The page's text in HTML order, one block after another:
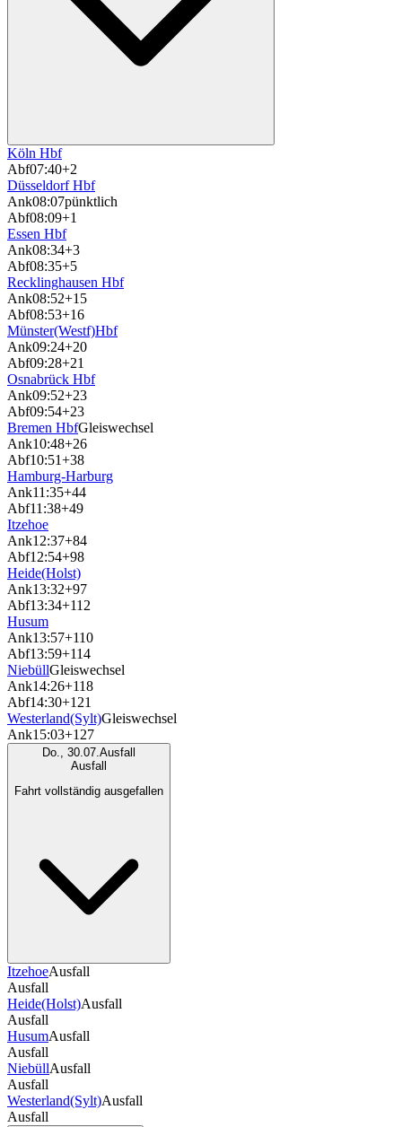
Köln Hbf
Abf07:40+2
Düsseldorf Hbf
Ank08:07pünktlich
Abf08:09+1
Essen Hbf
Ank08:34+3
Abf08:35+5
Recklinghausen Hbf
Ank08:52+15
Abf08:53+16
Münster(Westf)Hbf
Ank09:24+20
Abf09:28+21
Osnabrück Hbf
Ank09:52+23
Abf09:54+23
Bremen HbfGleiswechsel
Ank10:48+26
Abf10:51+38
Hamburg-Harburg
Ank11:35+44
Abf11:38+49
Itzehoe
Ank12:37+84
Abf12:54+98
Heide(Holst)
Ank13:32+97
Abf13:34+112
Husum
Ank13:57+110
Abf13:59+114
NiebüllGleiswechsel
Ank14:26+118
Abf14:30+121
Westerland(Sylt)Gleiswechsel
Ank15:03+127
Do., 30.07. Ausfall
Ausfall
Fahrt vollständig ausgefallen
ItzehoeAusfall
Ausfall
Heide(Holst)Ausfall
Ausfall
HusumAusfall
Ausfall
NiebüllAusfall
Ausfall
Westerland(Sylt)Ausfall
Ausfall